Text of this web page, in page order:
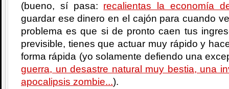
(bueno, sí pasa: recalientas la economía
guardar ese dinero en el cajón para cuando
problema es que si de pronto caen tus
previsible, tienes que actuar muy rápido y
forma rápida (yo solamente defiendo una
guerra, un desastre natural muy bestia, una
apocalipsis zombie...).